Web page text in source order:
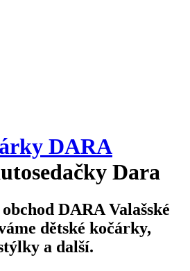
Dara
DARA Valašské
dětské kočárky,
a další.